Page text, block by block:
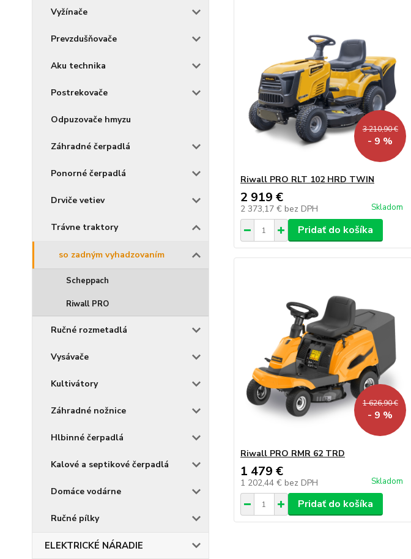
Vyžínače
Prevzdušňovače
Aku technika
Postrekovače
Odpuzovače hmyzu
Záhradné čerpadlá
Ponorné čerpadlá
Drviče vetiev
Trávne traktory
so zadným vyhadzovaním
Scheppach
Riwall PRO
Ručné rozmetadlá
Vysávače
Kultivátory
Záhradné nožnice
Hlbinné čerpadlá
Kalové a septikové čerpadlá
Domáce vodárne
Ručné pílky
ELEKTRICKÉ NÁRADIE
3 210,90 €
- 9 %
Riwall PRO RLT 102 HRD TWIN
2 919 €
2 373,17 € bez DPH Skladom
Pridať do košíka
1 626,90 €
- 9 %
Riwall PRO RMR 62 TRD
1 479 €
1 202,44 € bez DPH Skladom
Pridať do košíka